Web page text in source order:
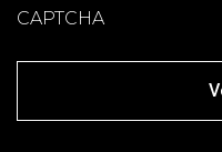
CAPTCHA